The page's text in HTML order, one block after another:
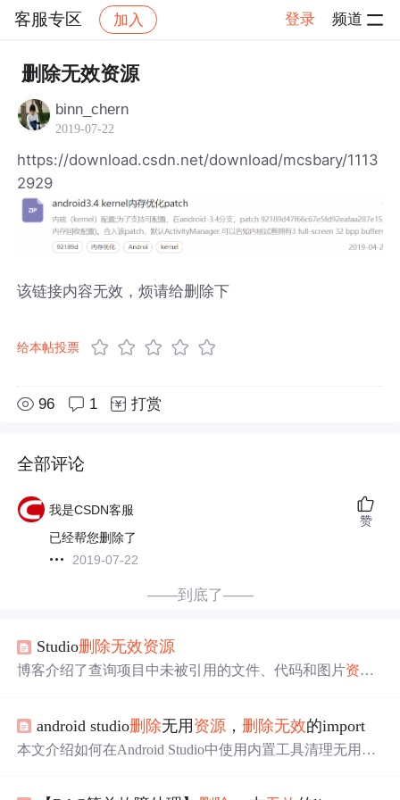
客服专区 加入 登录 频道
社区 客服专区
删除无效资源
binn_chern
2019-07-22
https://download.csdn.net/download/mcsbary/1113
2929
该链接内容无效，烦请给删除下
给本帖投票
96 1 打赏
全部评论
我是CSDN客服
已经帮您删除了
2019-07-22
赞
——到底了——
Studio删除无效资源
博客介绍了查询项目中未被引用的文件、代码和图片资源
android studio删除无用 资源 ，删除无效的import
本文介绍如何在Android Studio中使用内置工具清理无用的i